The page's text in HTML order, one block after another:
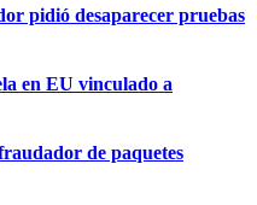
pidió desaparecer pruebas
en EU vinculado a
de paquetes